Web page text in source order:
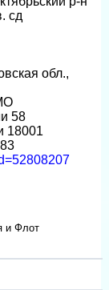
сд
обл.,
58
18001
и Флот